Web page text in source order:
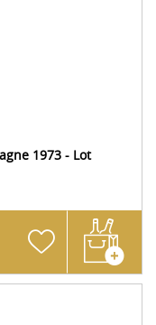
1973 - Lot